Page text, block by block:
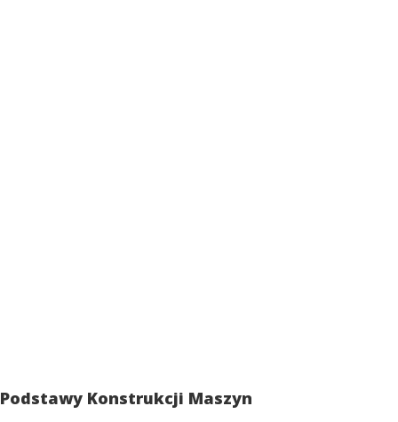
Podstawy Konstrukcji Maszyn